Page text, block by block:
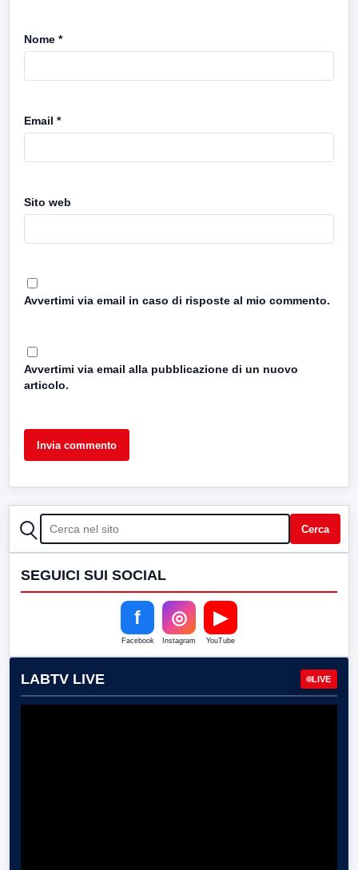
Nome *
Email *
Sito web
Avvertimi via email in caso di risposte al mio commento.
Avvertimi via email alla pubblicazione di un nuovo
articolo.
CERCA Cerca
SEGUICI SUI SOCIAL
f
Facebook
◎
Instagram
▶
YouTube
LABTV LIVE LIVE